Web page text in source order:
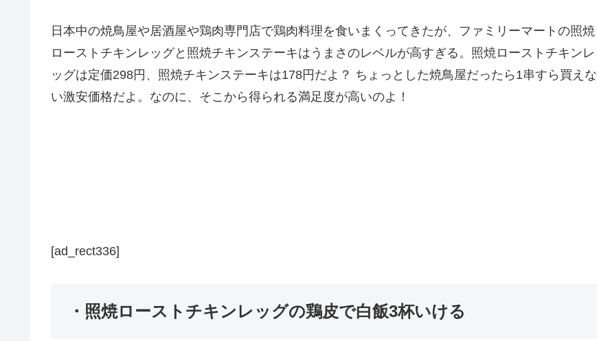
日本中の焼鳥屋や居酒屋や鶏肉専門店で鶏肉料理を食いまくってきたが、ファミリーマートの照焼
ローストチキンレッグと照焼チキンステーキはうまさのレベルが高すぎる。照焼ローストチキンレ
ッグは定価298円、照焼チキンステーキは178円だよ？ ちょっとした焼鳥屋だったら1串すら買えな
い激安価格だよ。なのに、そこから得られる満足度が高いのよ！
[ad_rect336]
・照焼ローストチキンレッグの鶏皮で白飯3杯いける